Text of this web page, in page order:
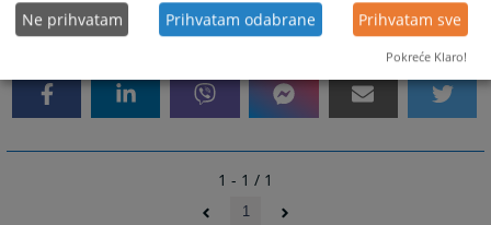
5342PREGLEDA
1 - 1 / 1
1
Ne prihvatam Prihvatam odabrane Prihvatam sve
Pokreće Klaro!